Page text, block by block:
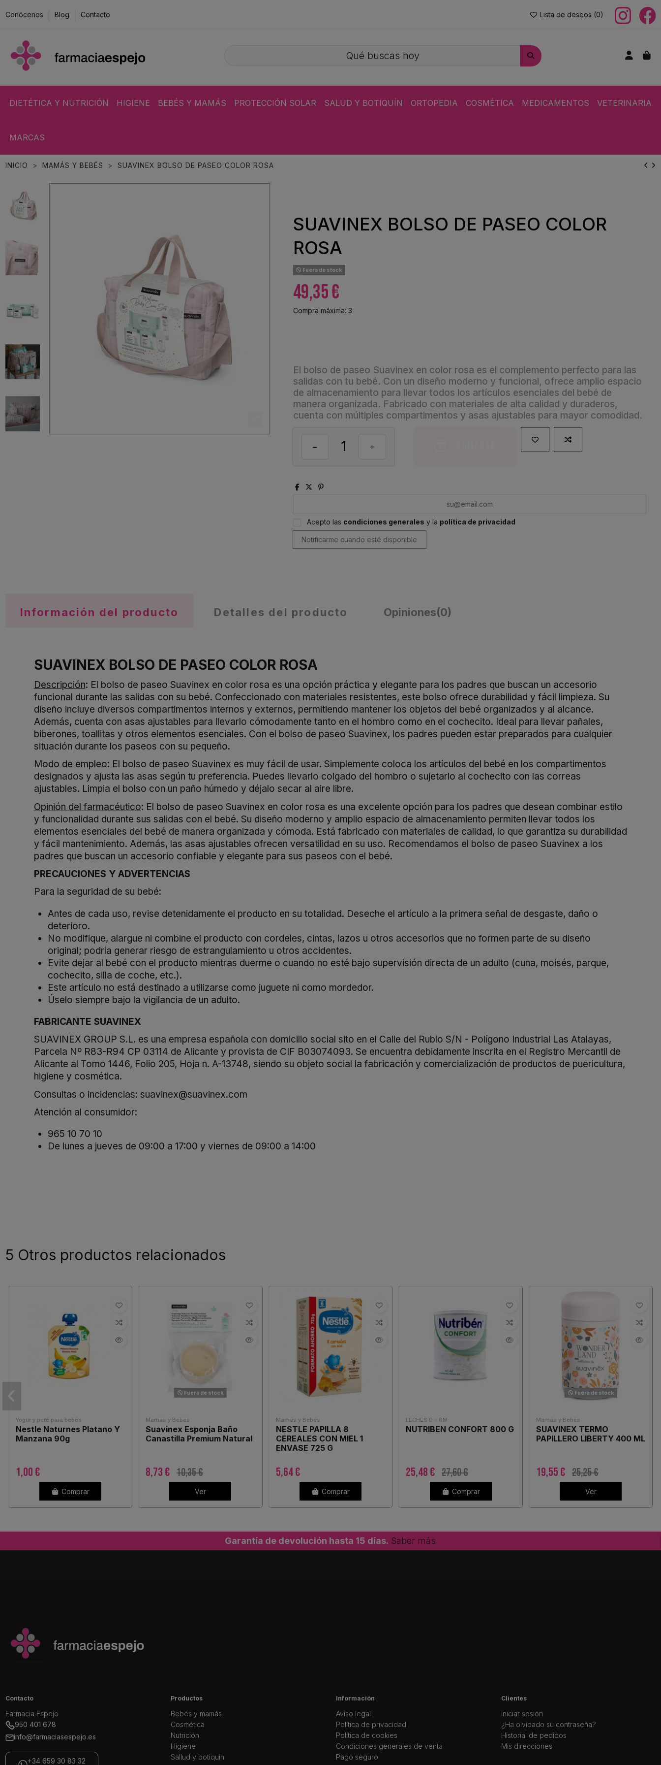
Conócenos Blog Contacto Lista de deseos (0)
DIETÉTICA Y NUTRICIÓN HIGIENE BEBÉS Y MAMÁS PROTECCIÓN SOLAR SALUD Y BOTIQUÍN ORTOPEDIA COSMÉTICA MEDICAMENTOS VETERINARIA
MARCAS
INICIO MAMÁS Y BEBÉS SUAVINEX BOLSO DE PASEO COLOR ROSA
SUAVINEX BOLSO DE PASEO COLOR
ROSA
Fuera de stock
49,35 €
Compra máxima: 3
El bolso de paseo Suavinex en color rosa es el complemento perfecto para las
salidas con tu bebé. Con un diseño moderno y funcional, ofrece amplio espacio
de almacenamiento para llevar todos los artículos esenciales del bebé de
manera organizada. Fabricado con materiales de alta calidad y duraderos,
cuenta con múltiples compartimentos y asas ajustables para mayor comodidad.
Acepto las condiciones generales y la política de privacidad
Información del producto Detalles del producto Opiniones(0)
SUAVINEX BOLSO DE PASEO COLOR ROSA
Descripción: El bolso de paseo Suavinex en color rosa es una opción práctica y elegante para los padres que buscan un accesorio
funcional durante las salidas con su bebé. Confeccionado con materiales resistentes, este bolso ofrece durabilidad y fácil limpieza. Su
diseño incluye diversos compartimentos internos y externos, permitiendo mantener los objetos del bebé organizados y al alcance.
Además, cuenta con asas ajustables para llevarlo cómodamente tanto en el hombro como en el cochecito. Ideal para llevar pañales,
biberones, toallitas y otros elementos esenciales. Con el bolso de paseo Suavinex, los padres pueden estar preparados para cualquier
situación durante los paseos con su pequeño.
Modo de empleo: El bolso de paseo Suavinex es muy fácil de usar. Simplemente coloca los artículos del bebé en los compartimentos
designados y ajusta las asas según tu preferencia. Puedes llevarlo colgado del hombro o sujetarlo al cochecito con las correas
ajustables. Limpia el bolso con un paño húmedo y déjalo secar al aire libre.
Opinión del farmacéutico: El bolso de paseo Suavinex en color rosa es una excelente opción para los padres que desean combinar estilo
y funcionalidad durante sus salidas con el bebé. Su diseño moderno y amplio espacio de almacenamiento permiten llevar todos los
elementos esenciales del bebé de manera organizada y cómoda. Está fabricado con materiales de calidad, lo que garantiza su durabilidad
y fácil mantenimiento. Además, las asas ajustables ofrecen versatilidad en su uso. Recomendamos el bolso de paseo Suavinex a los
padres que buscan un accesorio confiable y elegante para sus paseos con el bebé.
PRECAUCIONES Y ADVERTENCIAS
Para la seguridad de su bebé:
Antes de cada uso, revise detenidamente el producto en su totalidad. Deseche el artículo a la primera señal de desgaste, daño o
deterioro.
No modifique, alargue ni combine el producto con cordeles, cintas, lazos u otros accesorios que no formen parte de su diseño
original; podría generar riesgo de estrangulamiento u otros accidentes.
Evite dejar al bebé con el producto mientras duerme o cuando no esté bajo supervisión directa de un adulto (cuna, moisés, parque,
cochecito, silla de coche, etc.).
Este artículo no está destinado a utilizarse como juguete ni como mordedor.
Úselo siempre bajo la vigilancia de un adulto.
FABRICANTE SUAVINEX
SUAVINEX GROUP S.L. es una empresa española con domicilio social sito en el Calle del Rublo S/N - Polígono Industrial Las Atalayas,
Parcela Nº R83-R94 CP 03114 de Alicante y provista de CIF B03074093. Se encuentra debidamente inscrita en el Registro Mercantil de
Alicante al Tomo 1446, Folio 205, Hoja n. A-13748, siendo su objeto social la fabricación y comercialización de productos de puericultura,
higiene y cosmética.
Consultas o incidencias: suavinex@suavinex.com
Atención al consumidor:
965 10 70 10
De lunes a jueves de 09:00 a 17:00 y viernes de 09:00 a 14:00
5 Otros productos relacionados
Yogur y puré para bebés
Nestle Naturnes Platano Y
Manzana 90g
1,00 €
Comprar
Fuera de stock
Mamás y Bebés
Suavinex Esponja Baño
Canastilla Premium Natural
8,73 € 10,35 €
Ver
Mamás y Bebés
NESTLE PAPILLA 8
CEREALES CON MIEL 1
ENVASE 725 G
5,64 €
Comprar
LECHES 0 - 6M
NUTRIBEN CONFORT 800 G
25,48 € 27,60 €
Comprar
Fuera de stock
Mamás y Bebés
SUAVINEX TERMO
PAPILLERO LIBERTY 400 ML
19,55 € 25,25 €
Ver
Garantía de devolución hasta 15 días. Saber más
Contacto
Farmacia Espejo
950 401 678
info@farmaciasespejo.es
+34 659 30 83 32
Productos
Bebés y mamás
Cosmética
Nutrición
Higiene
Sallud y botiquín
Información
Aviso legal
Política de privacidad
Política de cookies
Condiciones generales de venta
Pago seguro
Clientes
Iniciar sesión
¿Ha olvidado su contraseña?
Historial de pedidos
Mis direcciones